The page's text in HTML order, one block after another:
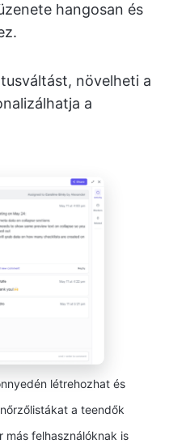
hangosan és
növelheti a
a
létrehozhat és
a teendők
felhasználóknak is